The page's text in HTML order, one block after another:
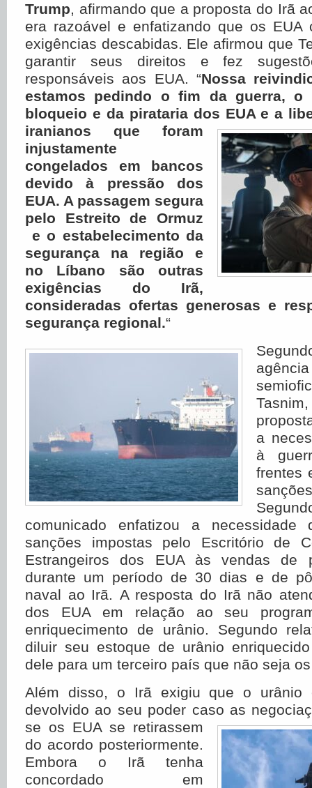
Trump, afirmando que a proposta do Irã
era razoável e enfatizando que os EUA
exigências descabidas. Ele afirmou que
garantir seus direitos e fez
responsáveis ​​aos EUA. “Nossa
estamos pedindo o fim da guerra, o
bloqueio e da pirataria dos EUA e a
iranianos que foram
injustamente
congelados em bancos
devido à pressão dos
EUA. A passagem segura
pelo Estreito de Ormuz
e o estabelecimento da
segurança na região e
no Líbano são outras
exigências do Irã,
consideradas ofertas generosas e
segurança regional.“
a
à
frentes
comunicado enfatizou a necessidade
sanções impostas pelo Escritório de
Estrangeiros dos EUA às vendas de
durante um período de 30 dias e de
naval ao Irã. A resposta do Irã não
dos EUA em relação ao seu
enriquecimento de urânio. Segundo
diluir seu estoque de urânio
dele para um terceiro país que não seja
Além disso, o Irã exigiu que o urânio
devolvido ao seu poder caso as
se os EUA se retirassem
do acordo posteriormente.
Embora o Irã tenha
concordado em